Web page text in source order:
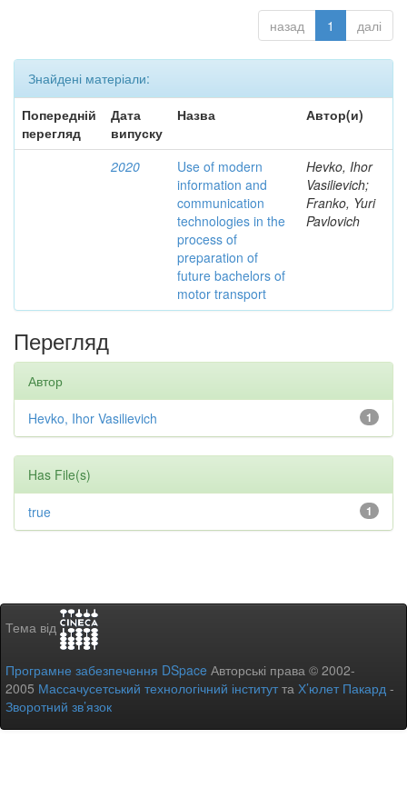
назад 1 далі
Знайдені матеріали:
Попередній
перегляд
Дата
випуску
Назва Автор(и)
2020
Use of modern
information and
communication
technologies in the
process of
preparation of
future bachelors of
motor transport
Hevko, Ihor
Vasilievich;
Franko, Yuri
Pavlovich
Перегляд
Автор
1
Hevko, Ihor Vasilievich
Has File(s)
1
true
Тема від
Програмне забезпечення DSpace Авторські права © 2002-
2005 Массачусетський технологічний інститутта Х’юлет Пакард -
Зворотний зв’язок